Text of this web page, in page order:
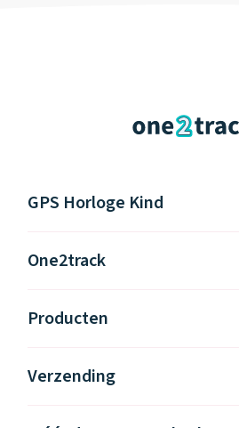
GPS Horloge Kind
One2track
Producten
Verzending